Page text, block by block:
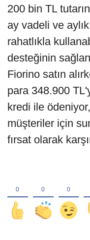
200 bin TL
ay vadeli ve
rahatlıkla
desteğinin
Fiorino satın
para 348.900
kredi ile
müşteriler için
fırsat olarak